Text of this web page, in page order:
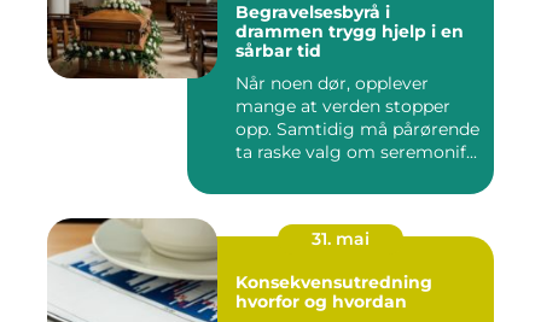
Begravelsesbyrå i
drammen trygg hjelp i en
sårbar tid
Når noen dør, opplever
mange at verden stopper
opp. Samtidig må pårørende
ta raske valg om seremonif...
31. mai
Konsekvensutredning
hvorfor og hvordan